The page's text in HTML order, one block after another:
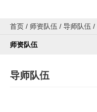
首页 / 师资队伍 / 导师队伍 /
师资队伍
导师队伍